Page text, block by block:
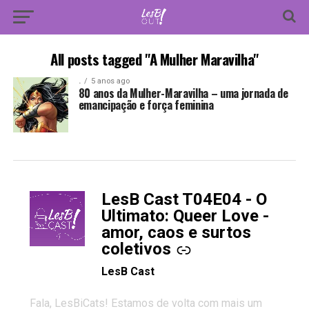
All posts tagged "A Mulher Maravilha"
. 5 anos ago
80 anos da Mulher-Maravilha – uma jornada de
emancipação e força feminina
LesB Cast T04E04 - O
Ultimato: Queer Love -
amor, caos e surtos
coletivos
-
LesB Cast
Fala, LesBiCats! Estamos de volta com mais um